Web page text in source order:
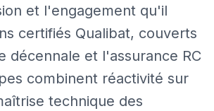
et l'engagement qu'il
certifiés Qualibat, couverts
décennale et l'assurance RC
combinent réactivité sur
technique des